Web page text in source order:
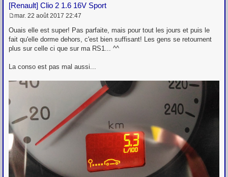
[Renault] Clio 2 1.6 16V Sport
e
s
s
a
e
mar. 22 août 2017 22:47
Ouais elle est super! Pas parfaite, mais pour tout les jours et puis le
fait qu'elle dorme dehors, c'est bien suffisant! Les gens se retournent
plus sur celle ci que sur ma RS1... ^^
La conso est pas mal aussi...